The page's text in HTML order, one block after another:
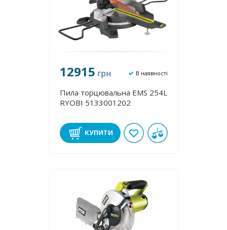
12915 грн В наявності
Пила торцювальна EMS 254L
RYOBI 5133001202
КУПИТИ